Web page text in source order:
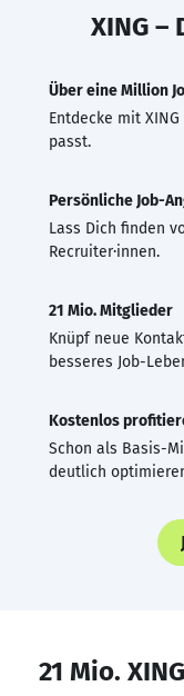
XING –
Über eine Million
Entdecke mit
passt.
Persönliche Job-
Lass Dich finden
Recruiter·innen.
21 Mio. Mitglieder
Knüpf neue
besseres Job-
Kostenlos
Schon als Basis-
deutlich
21 Mio.